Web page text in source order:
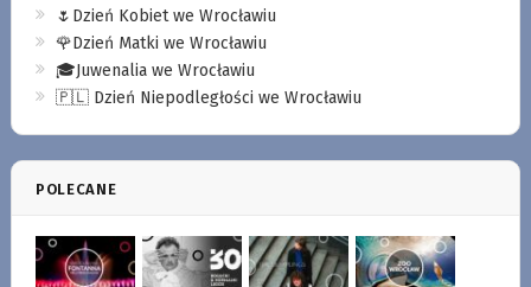
🌷Dzień Kobiet we Wrocławiu
🌹Dzień Matki we Wrocławiu
🎓Juwenalia we Wrocławiu
🇵🇱 Dzień Niepodległości we Wrocławiu
POLECANE